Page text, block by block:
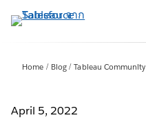
ไป
Home Blog Tableau Community
April 5, 2022